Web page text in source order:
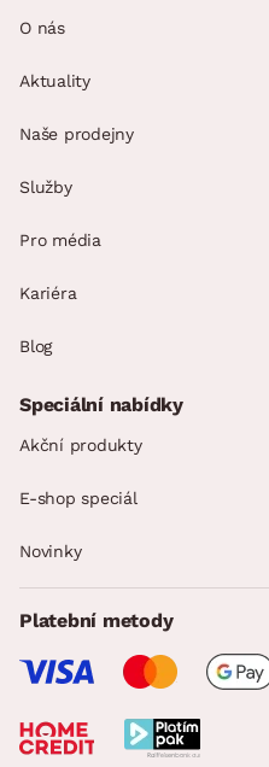
O nás
Aktuality
Naše prodejny
Služby
Pro média
Kariéra
Blog
Speciální nabídky
Akční produkty
E-shop speciál
Novinky
Platební metody